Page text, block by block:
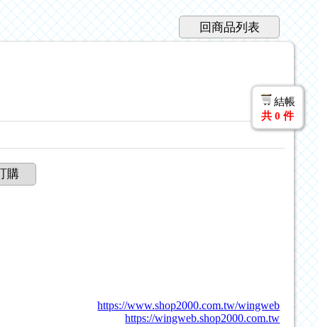
回商品列表
購
https://www.shop2000.com.tw/wingweb
https://wingweb.shop2000.com.tw
結帳
共 0 件